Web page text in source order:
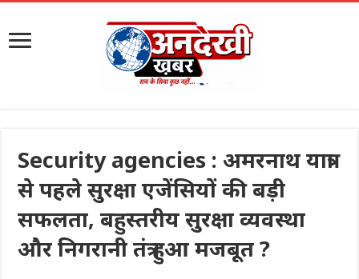
Security agencies : अमरनाथ यात्रा
से पहले सुरक्षा एजेंसियों की बड़ी
सफलता, बहुस्तरीय सुरक्षा व्यवस्था
और निगरानी तंत्र हुआ मजबूत ?